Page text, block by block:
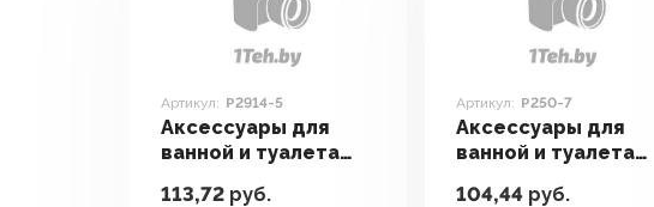
Артикул: P2914-5
Аксессуары для
ванной и туалета
113,72 руб.
Артикул: P250-7
Аксессуары для
ванной и туалета
104,44 руб.